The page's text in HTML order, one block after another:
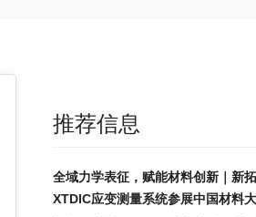
推荐信息
全域力学表征，赋能材料创新｜新
XTDIC应变测量系统参展中国材料